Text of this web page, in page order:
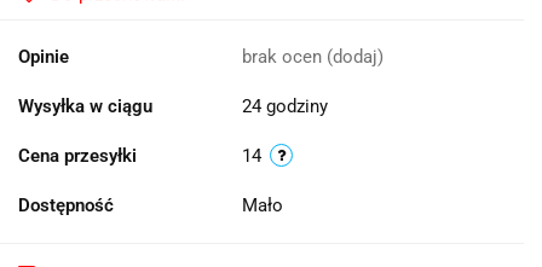
Opinie brak ocen (dodaj)
Wysyłka w ciągu 24 godziny
Cena przesyłki 14
Dostępność Mało